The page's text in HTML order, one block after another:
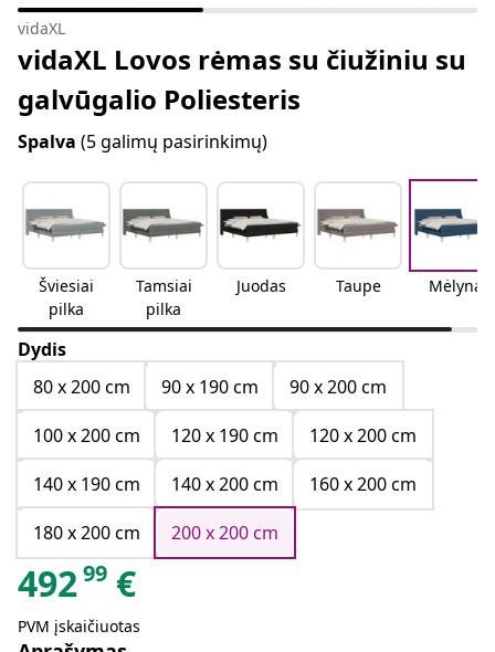
vidaXL
vidaXL Lovos rėmas su čiužiniu su
galvūgalio Poliesteris
Spalva (5 galimų pasirinkimų)
Šviesiai
pilka
Tamsiai
pilka
Juodas Taupe Mėlyna
Dydis
80 x 200 cm
90 x 190 cm
90 x 200 cm
100 x 200 cm
120 x 190 cm
120 x 200 cm
140 x 190 cm
140 x 200 cm
160 x 200 cm
180 x 200 cm
200 x 200 cm
49299 €
PVM įskaičiuotas